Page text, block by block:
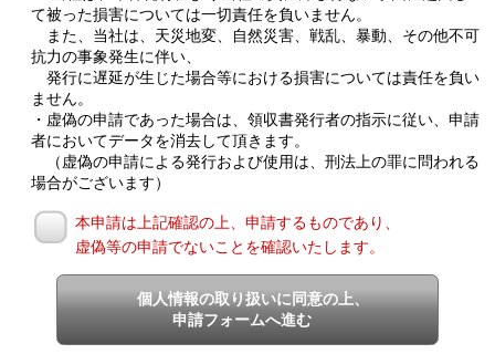
て被った損害については一切責任を負いません。
また、当社は、天災地変、自然災害、戦乱、暴動、その他不可
抗力の事象発生に伴い、
発行に遅延が生じた場合等における損害については責任を負い
ません。
・虚偽の申請であった場合は、領収書発行者の指示に従い、申請
者においてデータを消去して頂きます。
（虚偽の申請による発行および使用は、刑法上の罪に問われる
場合がございます）
本申請は上記確認の上、申請するものであり、
虚偽等の申請でないことを確認いたします。
個人情報の取り扱いに同意の上、
申請フォームへ進む